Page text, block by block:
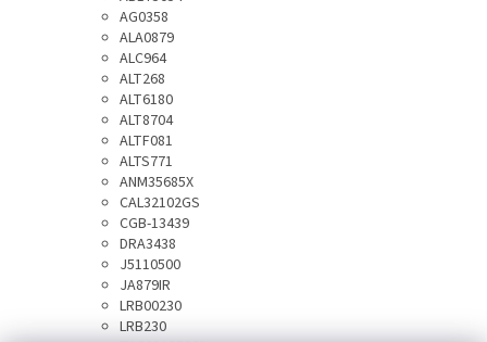
AG0358
ALA0879
ALC964
ALT268
ALT6180
ALT8704
ALTF081
ALTS771
ANM35685X
CAL32102GS
CGB-13439
DRA3438
J5110500
JA879IR
LRB00230
LRB230